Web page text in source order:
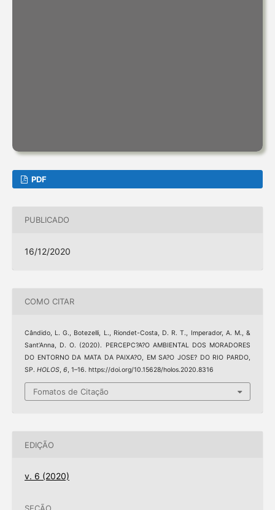
PDF
PUBLICADO
16/12/2020
COMO CITAR
Cândido, L. G., Botezelli, L., Riondet-Costa, D. R. T., Imperador, A. M., &
Sant’Anna, D. O. (2020). PERCEPC?A?O AMBIENTAL DOS MORADORES
DO ENTORNO DA MATA DA PAIXA?O, EM SA?O JOSE? DO RIO PARDO,
SP. HOLOS, 6, 1–16. https://doi.org/10.15628/holos.2020.8316
Fomatos de Citação
EDIÇÃO
v. 6 (2020)